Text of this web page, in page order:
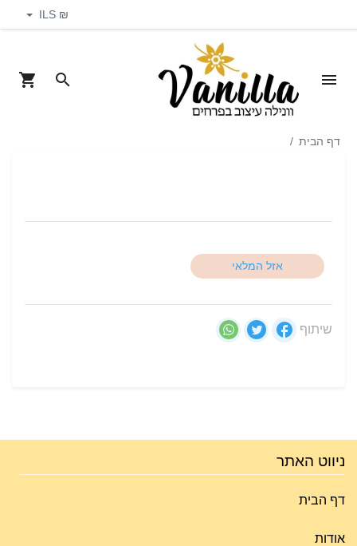
₪ ILS
דף הבית
אזל המלאי
שיתוף
ניווט האתר
דף הבית
אודות